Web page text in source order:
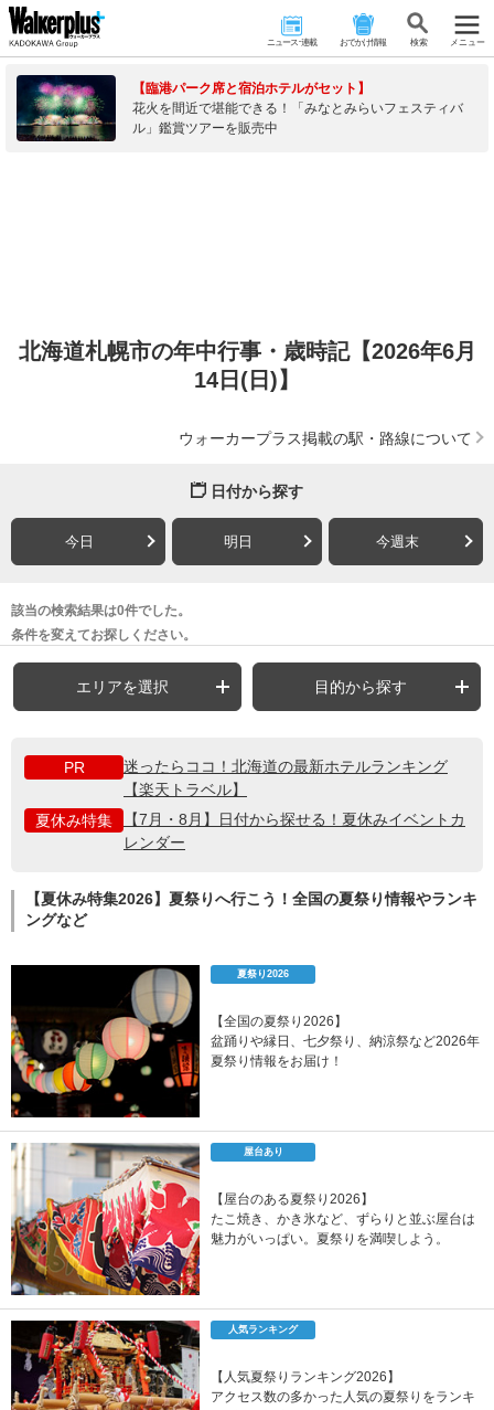
ニュース･連載 おでかけ情報 検 索 メニュー
【臨港パーク席と宿泊ホテルがセット】
花火を間近で堪能できる！「みなとみらいフェスティバ
ル」鑑賞ツアーを販売中
北海道札幌市の年中行事・歳時記【2026年6月
14日(日)】
ウォーカープラス掲載の駅・路線について
日付から探す
今日 明日 今週末
該当の検索結果は0件でした。
条件を変えてお探しください。
エリアを選択 目的から探す
PR
迷ったらココ！北海道の最新ホテルランキング
【楽天トラベル】
夏休み特集
【7月・8月】日付から探せる！夏休みイベントカ
レンダー
【夏休み特集2026】夏祭りへ行こう！全国の夏祭り情報やランキ
ングなど
夏祭り2026
【全国の夏祭り2026】
盆踊りや縁日、七夕祭り、納涼祭など2026年
夏祭り情報をお届け！
屋台あり
【屋台のある夏祭り2026】
たこ焼き、かき氷など、ずらりと並ぶ屋台は
魅力がいっぱい。夏祭りを満喫しよう。
人気ランキング
【人気夏祭りランキング2026】
アクセス数の多かった人気の夏祭りをランキ